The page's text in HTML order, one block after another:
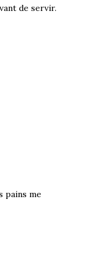
de servir.
pains me